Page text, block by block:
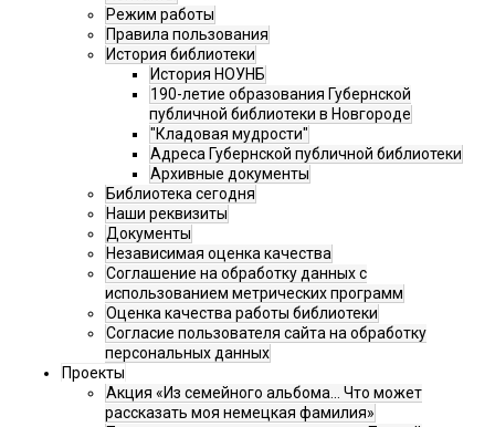
Режим работы
Правила пользования
История библиотеки
История НОУНБ
190-летие образования Губернской
публичной библиотеки в Новгороде
"Кладовая мудрости"
Адреса Губернской публичной библиотеки
Архивные документы
Библиотека сегодня
Наши реквизиты
Документы
Независимая оценка качества
Соглашение на обработку данных с
использованием метрических программ
Оценка качества работы библиотеки
Согласие пользователя сайта на обработку
персональных данных
Проекты
Акция «Из семейного альбома... Что может
рассказать моя немецкая фамилия»